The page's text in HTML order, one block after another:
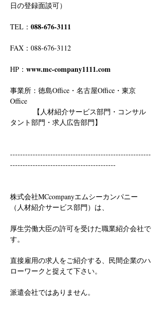
日の登録面談可）
TEL： 088-676-3111
FAX：088-676-3112
HP： www.mc-company1111.com
事業所：徳島Office・名古屋Office・東京
Office
【人材紹介サービス部門・コンサル
タント部門・求人広告部門】
--------------------------------------------------------
------------------------------------------
株式会社MCcompanyエムシーカンパニー
（人材紹介サービス部門）は、
厚生労働大臣の許可を受けた職業紹介会社で
す。
直接雇用の求人をご紹介する、民間企業のハ
ローワークと捉えて下さい。
派遣会社ではありません。